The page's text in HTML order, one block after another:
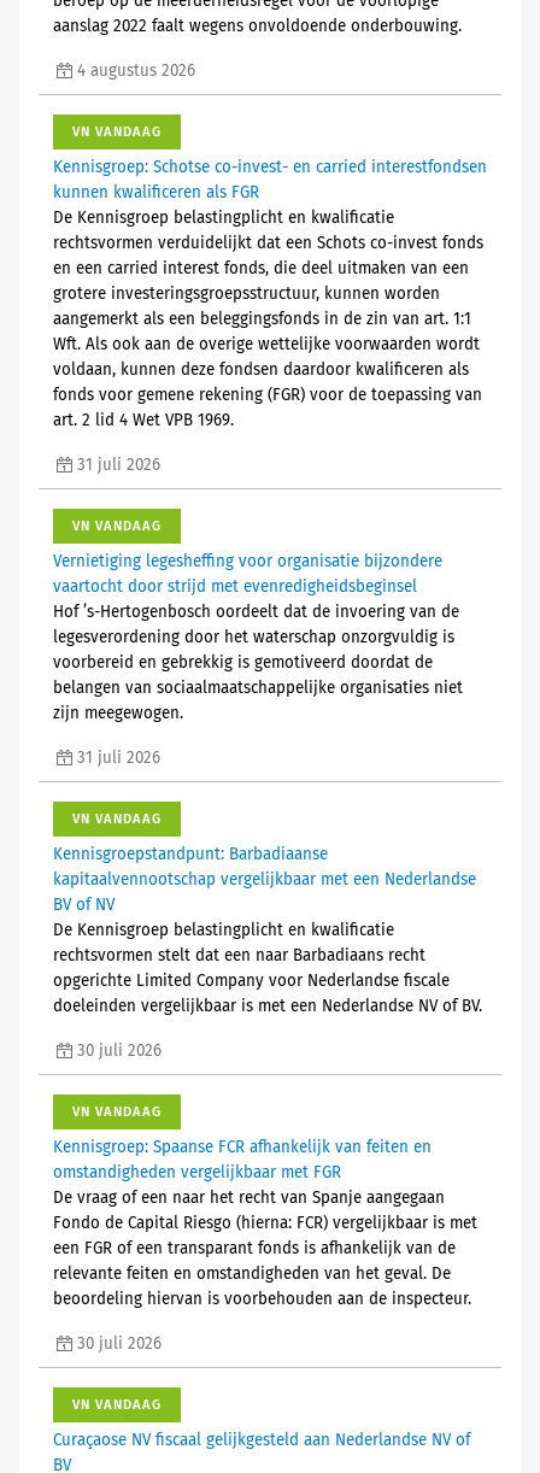
aanslag 2022 faalt wegens onvoldoende onderbouwing.
4 augustus 2026
VN VANDAAG
Kennisgroep: Schotse co-invest- en carried interestfondsen
kunnen kwalificeren als FGR
De Kennisgroep belastingplicht en kwalificatie
rechtsvormen verduidelijkt dat een Schots co-invest fonds
en een carried interest fonds, die deel uitmaken van een
grotere investeringsgroepsstructuur, kunnen worden
aangemerkt als een beleggingsfonds in de zin van art. 1:1
Wft. Als ook aan de overige wettelijke voorwaarden wordt
voldaan, kunnen deze fondsen daardoor kwalificeren als
fonds voor gemene rekening (FGR) voor de toepassing van
art. 2 lid 4 Wet VPB 1969.
31 juli 2026
VN VANDAAG
Vernietiging legesheffing voor organisatie bijzondere
vaartocht door strijd met evenredigheidsbeginsel
Hof ’s-Hertogenbosch oordeelt dat de invoering van de
legesverordening door het waterschap onzorgvuldig is
voorbereid en gebrekkig is gemotiveerd doordat de
belangen van sociaalmaatschappelijke organisaties niet
zijn meegewogen.
31 juli 2026
VN VANDAAG
Kennisgroepstandpunt: Barbadiaanse
kapitaalvennootschap vergelijkbaar met een Nederlandse
BV of NV
De Kennisgroep belastingplicht en kwalificatie
rechtsvormen stelt dat een naar Barbadiaans recht
opgerichte Limited Company voor Nederlandse fiscale
doeleinden vergelijkbaar is met een Nederlandse NV of BV.
30 juli 2026
VN VANDAAG
Kennisgroep: Spaanse FCR afhankelijk van feiten en
omstandigheden vergelijkbaar met FGR
De vraag of een naar het recht van Spanje aangegaan
Fondo de Capital Riesgo (hierna: FCR) vergelijkbaar is met
een FGR of een transparant fonds is afhankelijk van de
relevante feiten en omstandigheden van het geval. De
beoordeling hiervan is voorbehouden aan de inspecteur.
30 juli 2026
VN VANDAAG
Curaçaose NV fiscaal gelijkgesteld aan Nederlandse NV of
BV